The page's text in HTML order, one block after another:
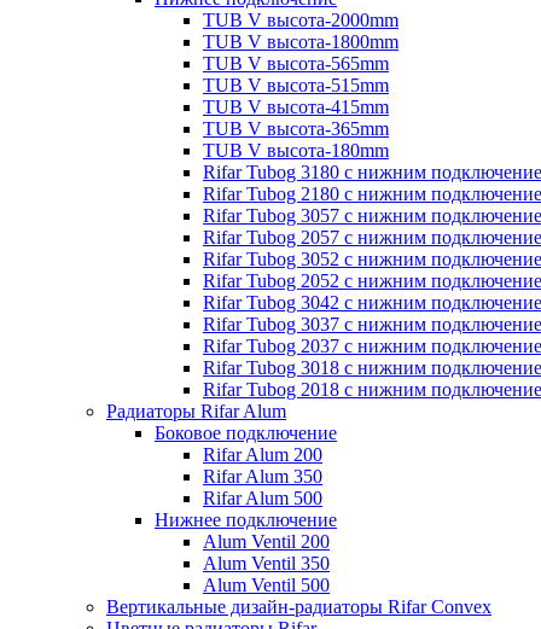
TUB V высота-2000mm
TUB V высота-1800mm
TUB V высота-565mm
TUB V высота-515mm
TUB V высота-415mm
TUB V высота-365mm
TUB V высота-180mm
Rifar Tubog 3180 с нижним
Rifar Tubog 2180 с нижним
Rifar Tubog 3057 с нижним
Rifar Tubog 2057 с нижним
Rifar Tubog 3052 с нижним
Rifar Tubog 2052 с нижним
Rifar Tubog 3042 с нижним
Rifar Tubog 3037 с нижним
Rifar Tubog 2037 с нижним
Rifar Tubog 3018 с нижним
Rifar Tubog 2018 с нижним
Радиаторы Rifar Alum
Боковое подключение
Rifar Alum 200
Rifar Alum 350
Rifar Alum 500
Нижнее подключение
Alum Ventil 200
Alum Ventil 350
Alum Ventil 500
Вертикальные дизайн-радиаторы Rifar Convex